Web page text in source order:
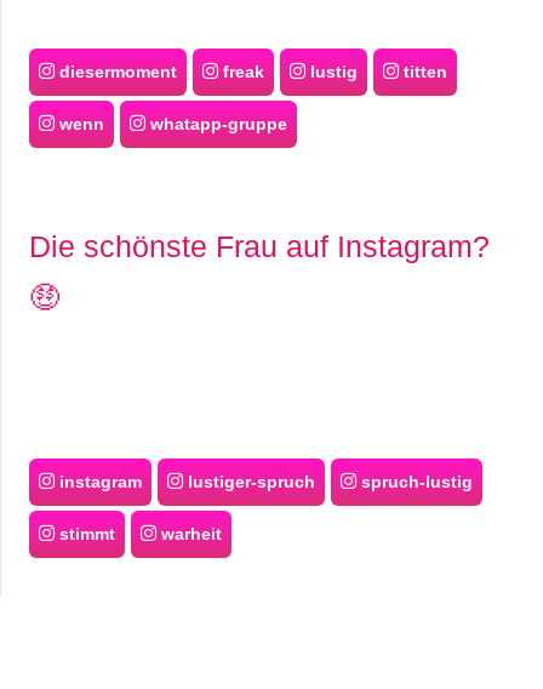
diesermoment freak lustig titten
wenn whatapp-gruppe
Die schönste Frau auf Instagram?
🤑
instagram lustiger-spruch spruch-lustig
stimmt warheit